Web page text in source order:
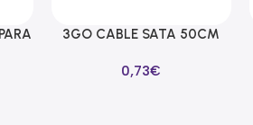
Añadir Al Carrito
3GO CABLE SATA 50CM
0,73€